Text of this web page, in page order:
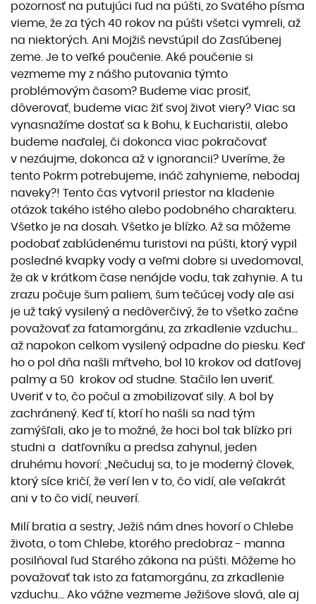
pozornosť na putujúci ľud na púšti, zo Svätého písma
vieme, že za tých 40 rokov na púšti všetci vymreli, až
na niektorých. Ani Mojžiš nevstúpil do Zasľúbenej
zeme. Je to veľké poučenie. Aké poučenie si
vezmeme my z nášho putovania týmto
problémovým časom? Budeme viac prosiť,
dôverovať, budeme viac žiť svoj život viery? Viac sa
vynasnažíme dostať sa k Bohu, k Eucharistii, alebo
budeme naďalej, či dokonca viac pokračovať
v nezáujme, dokonca až v ignorancii? Uveríme, že
tento Pokrm potrebujeme, ináč zahynieme, nebodaj
naveky?! Tento čas vytvoril priestor na kladenie
otázok takého istého alebo podobného charakteru.
Všetko je na dosah. Všetko je blízko. Až sa môžeme
podobať zablúdenému turistovi na púšti, ktorý vypil
posledné kvapky vody a veľmi dobre si uvedomoval,
že ak v krátkom čase nenájde vodu, tak zahynie. A tu
zrazu počuje šum paliem, šum tečúcej vody ale asi
je už taký vysilený a nedôverčivý, že to všetko začne
považovať za fatamorgánu, za zrkadlenie vzduchu...
až napokon celkom vysilený odpadne do piesku. Keď
ho o pol dňa našli mŕtveho, bol 10 krokov od datľovej
palmy a 50 krokov od studne. Stačilo len uveriť.
Uveriť v to, čo počul a zmobilizovať sily. A bol by
zachránený. Keď tí, ktorí ho našli sa nad tým
zamýšľali, ako je to možné, že hoci bol tak blízko pri
studni a datľovníku a predsa zahynul, jeden
druhému hovorí: „Nečuduj sa, to je moderný človek,
ktorý síce kričí, že verí len v to, čo vidí, ale veľakrát
ani v to čo vidí, neuverí.
Milí bratia a sestry, Ježiš nám dnes hovorí o Chlebe
života, o tom Chlebe, ktorého predobraz - manna
posilňoval ľud Starého zákona na púšti. Môžeme ho
považovať tak isto za fatamorgánu, za zrkadlenie
vzduchu... Ako vážne vezmeme Ježišove slová, ale aj